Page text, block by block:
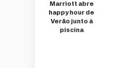
Marriott abre
happy hour de
Verão junto à
piscina